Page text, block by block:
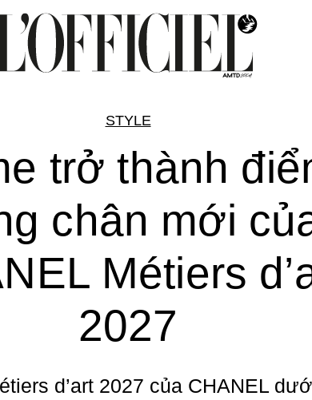
STYLE
trở thành
chân mới
Métiers
2027
d’art 2027 của CHANEL